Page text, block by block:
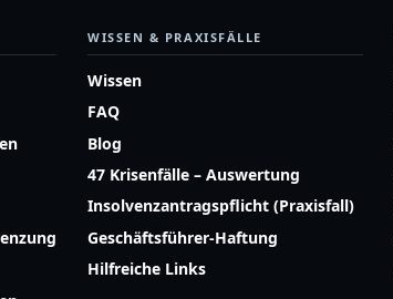
WISSEN & PRAXISFÄLLE
Wissen
FAQ
Blog
47 Krisenfälle – Auswertung
Insolvenzantragspflicht (Praxisfall)
Geschäftsführer-Haftung
Hilfreiche Links